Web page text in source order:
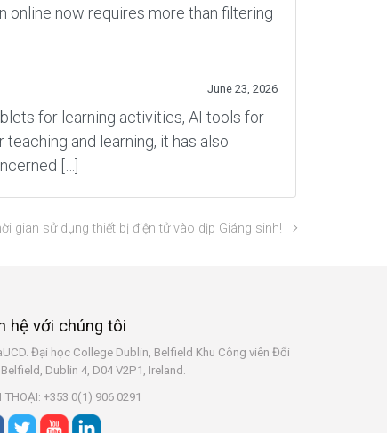
now requires more than filtering
June 23, 2026
for learning activities, AI tools for
and learning, it has also
[…]
gian sử dụng thiết bị điện tử vào dịp Giáng sinh!
hệ với chúng tôi
Đại học College Dublin, Belfield Khu Công viên Đổi
Dublin 4, D04 V2P1, Ireland.
THOẠI: +353 0(1) 906 0291